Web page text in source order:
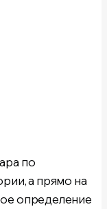
по
а прямо на
определение